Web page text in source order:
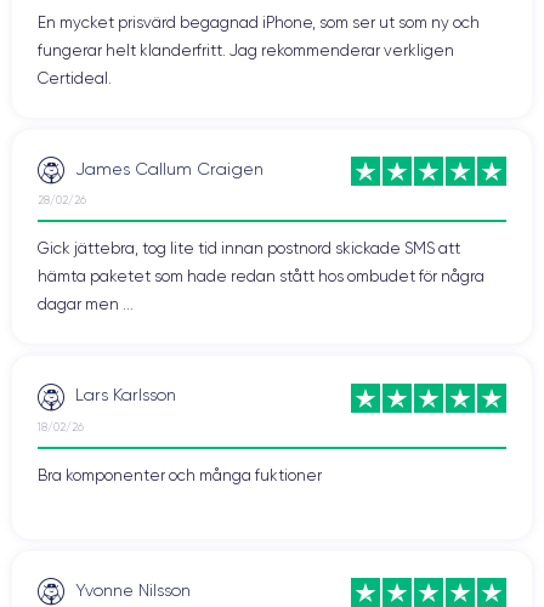
En mycket prisvärd begagnad iPhone, som ser ut som ny och
fungerar helt klanderfritt. Jag rekommenderar verkligen
Certideal.
James Callum Craigen
28/02/26
Gick jättebra, tog lite tid innan postnord skickade SMS att
hämta paketet som hade redan stått hos ombudet för några
dagar men ...
Lars Karlsson
18/02/26
Bra komponenter och många fuktioner
Yvonne Nilsson